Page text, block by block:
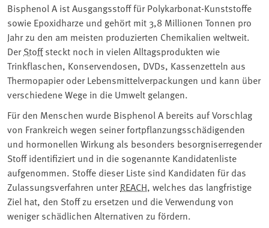
Bisphenol A ist Ausgangsstoff für Polykarbonat-Kunststoffe
sowie Epoxidharze und gehört mit 3,8 Millionen Tonnen pro
Jahr zu den am meisten produzierten Chemikalien weltweit.
DerStoffsteckt noch in vielen Alltagsprodukten wie
Trinkflaschen, Konservendosen, DVDs, Kassenzetteln aus
Thermopapier oder Lebensmittelverpackungen und kann über
verschiedene Wege in die Umwelt gelangen.
Für den Menschen wurde Bisphenol A bereits auf Vorschlag
von Frankreich wegen seiner fortpflanzungsschädigenden
und hormonellen Wirkung als besonders besorgniserregender
Stoff identifiziert und in die sogenannte Kandidatenliste
aufgenommen. Stoffe dieser Liste sind Kandidaten für das
Zulassungsverfahren unterREACH, welches das langfristige
Ziel hat, den Stoff zu ersetzen und die Verwendung von
weniger schädlichen Alternativen zu fördern.